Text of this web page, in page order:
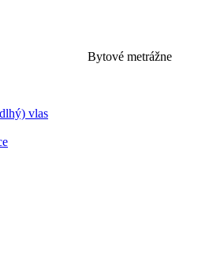
Bytové metrážne
vlas